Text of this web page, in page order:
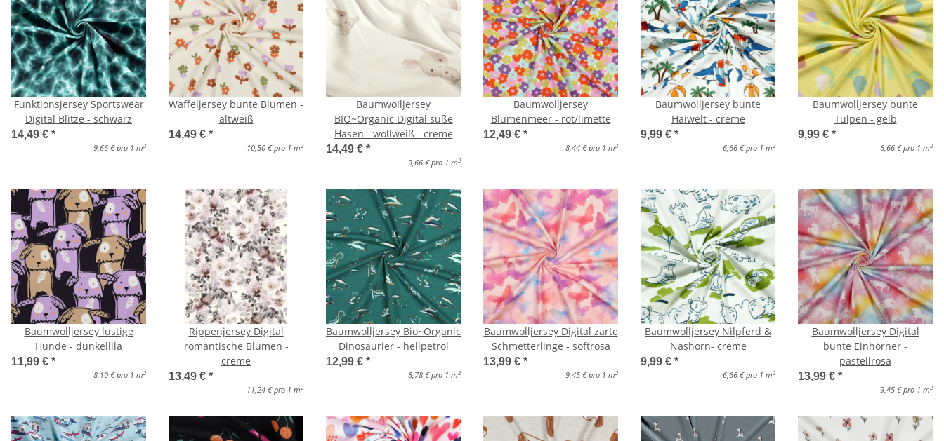
Funktionsjersey Sportswear
Digital Blitze - schwarz
14,49 € *
9,66 € pro 1 m2
Waffeljersey bunte Blumen -
altweiß
14,49 € *
10,50 € pro 1 m2
Baumwolljersey
BIO~Organic Digital süße
Hasen - wollweiß - creme
14,49 € *
9,66 € pro 1 m2
Baumwolljersey
Blumenmeer - rot/limette
12,49 € *
8,44 € pro 1 m2
Baumwolljersey bunte
Haiwelt - creme
9,99 € *
6,66 € pro 1 m2
Baumwolljersey bunte
Tulpen - gelb
9,99 € *
6,66 € pro 1 m2
Baumwolljersey lustige
Hunde - dunkellila
11,99 € *
8,10 € pro 1 m2
Rippenjersey Digital
romantische Blumen -
creme
13,49 € *
11,24 € pro 1 m2
Baumwolljersey Bio~Organic
Dinosaurier - hellpetrol
12,99 € *
8,78 € pro 1 m2
Baumwolljersey Digital zarte
Schmetterlinge - softrosa
13,99 € *
9,45 € pro 1 m2
Baumwolljersey Nilpferd &
Nashorn- creme
9,99 € *
6,66 € pro 1 m2
Baumwolljersey Digital
bunte Einhörner -
pastellrosa
13,99 € *
9,45 € pro 1 m2